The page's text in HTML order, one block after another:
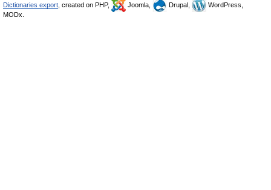
Dictionaries export , created on PHP, Joomla, Drupal,
WordPress,
MODx.